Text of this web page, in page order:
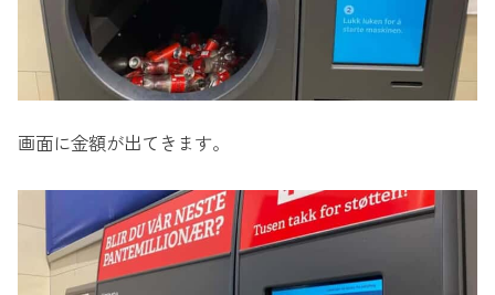
画面に金額が出てきます。